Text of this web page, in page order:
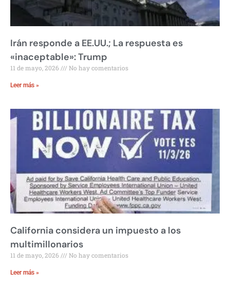
Irán responde a EE.UU.; La respuesta es
«inaceptable»: Trump
11 de mayo, 2026 No hay comentarios
Leer más »
California considera un impuesto a los
multimillonarios
11 de mayo, 2026 No hay comentarios
Leer más »